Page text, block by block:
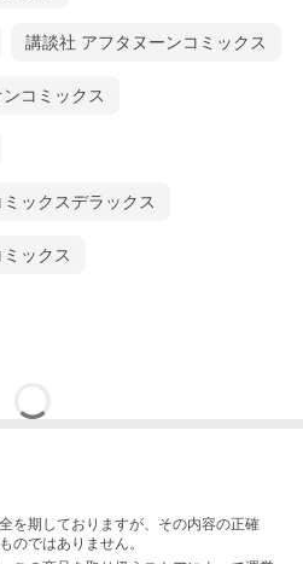
講談社 アフタヌーンコミックス
コミックス
ックスデラックス
ックス
を期しておりますが、その内容の正確
のではありません。